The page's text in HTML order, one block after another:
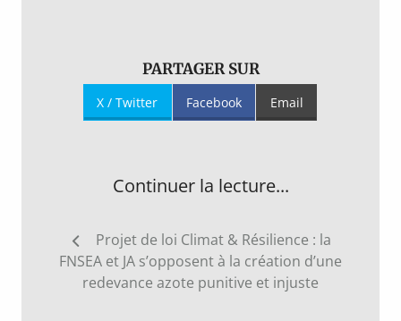
PARTAGER SUR
X / Twitter Facebook Email
Continuer la lecture...
Navigation
de
l’article
Projet de loi Climat & Résilience : la
FNSEA et JA s’opposent à la création d’une
redevance azote punitive et injuste